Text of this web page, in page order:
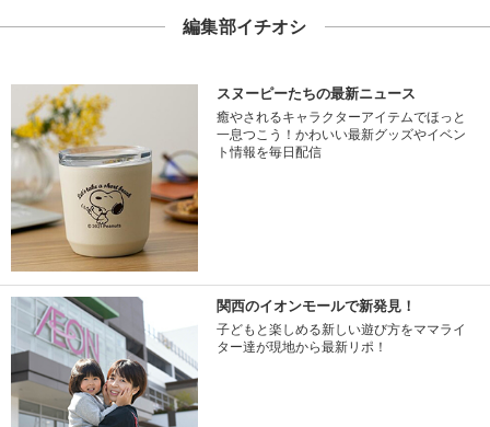
編集部イチオシ
スヌーピーたちの最新ニュース
癒やされるキャラクターアイテムでほっと
一息つこう！かわいい最新グッズやイベン
ト情報を毎日配信
関西のイオンモールで新発見！
子どもと楽しめる新しい遊び方をママライ
ター達が現地から最新リポ！